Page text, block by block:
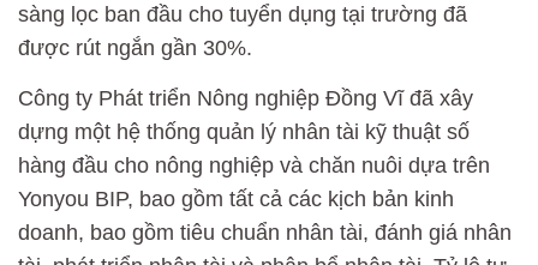
sàng lọc ban đầu cho tuyển dụng tại trường đã
được rút ngắn gần 30%.
Công ty Phát triển Nông nghiệp Đồng Vĩ đã xây
dựng một hệ thống quản lý nhân tài kỹ thuật số
hàng đầu cho nông nghiệp và chăn nuôi dựa trên
Yonyou BIP, bao gồm tất cả các kịch bản kinh
doanh, bao gồm tiêu chuẩn nhân tài, đánh giá nhân